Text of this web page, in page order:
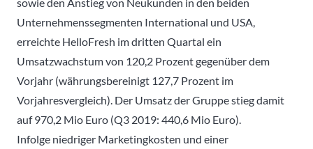
Unternehmenssegmenten International und USA,
erreichte HelloFresh im dritten Quartal ein
Umsatzwachstum von 120,2 Prozent gegenüber dem
Vorjahr (währungsbereinigt 127,7 Prozent im
Vorjahresvergleich). Der Umsatz der Gruppe stieg damit
auf 970,2 Mio Euro (Q3 2019: 440,6 Mio Euro).
Infolge niedriger Marketingkosten und einer